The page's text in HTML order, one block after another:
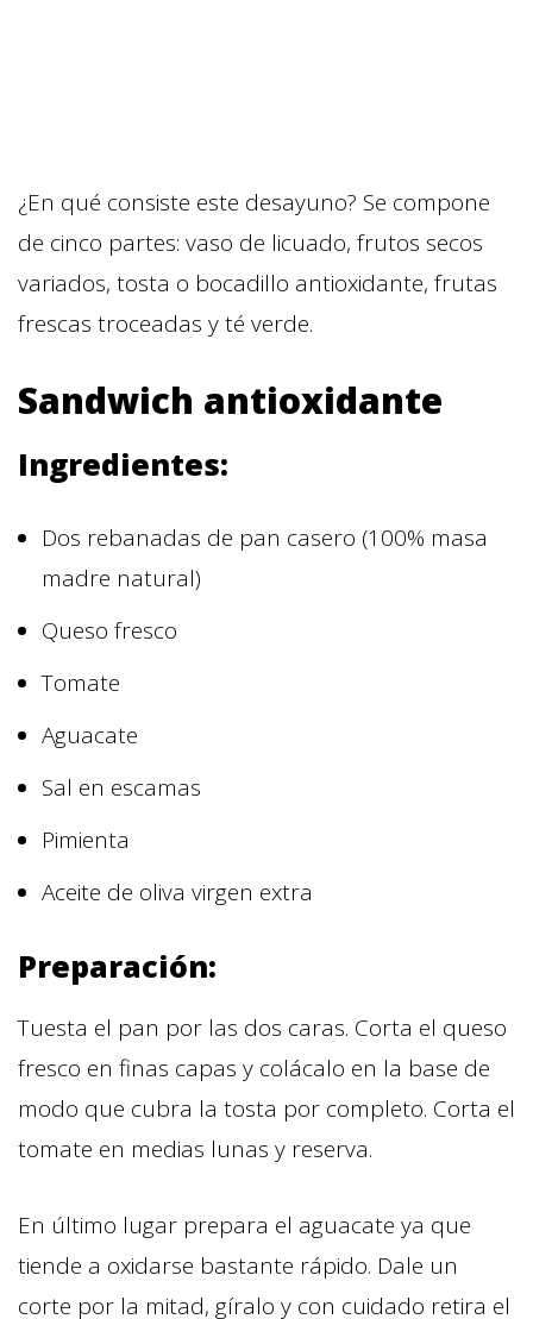
¿En qué consiste este desayuno? Se compone
de cinco partes: vaso de licuado, frutos secos
variados, tosta o bocadillo antioxidante, frutas
frescas troceadas y té verde.
Sandwich antioxidante
Ingredientes:
Dos rebanadas de pan casero (100% masa
madre natural)
Queso fresco
Tomate
Aguacate
Sal en escamas
Pimienta
Aceite de oliva virgen extra
Preparación:
Tuesta el pan por las dos caras. Corta el queso
fresco en finas capas y colácalo en la base de
modo que cubra la tosta por completo. Corta el
tomate en medias lunas y reserva.
En último lugar prepara el aguacate ya que
tiende a oxidarse bastante rápido. Dale un
corte por la mitad, gíralo y con cuidado retira el